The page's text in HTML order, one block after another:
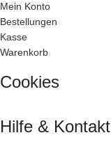
Mein Konto
Bestellungen
Kasse
Warenkorb
Cookies
Hilfe & Kontakt